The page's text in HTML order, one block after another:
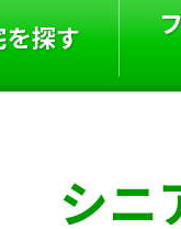
を探す
シニ